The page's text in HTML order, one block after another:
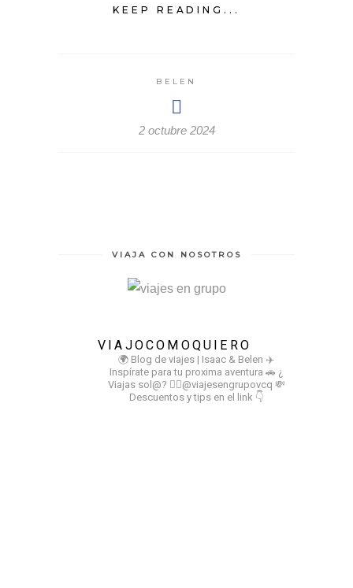
KEEP READING...
BELEN
2 octubre 2024
VIAJA CON NOSOTROS
VIAJOCOMOQUIERO
🌍 Blog de viajes | Isaac & Belen ✈️
Inspírate para tu proxima aventura 🚗 ¿
Viajas sol@? 👉🏻@viajesengrupovcq 💸
Descuentos y tips en el link 👇